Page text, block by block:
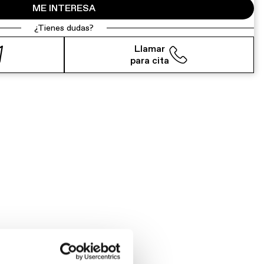
ME INTERESA
¿Tienes dudas?
Llamar
para cita